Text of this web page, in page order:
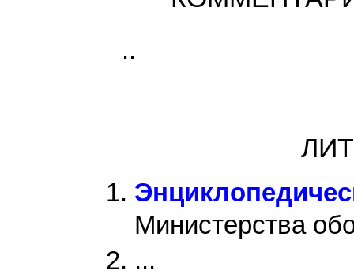
..
Министерства
...